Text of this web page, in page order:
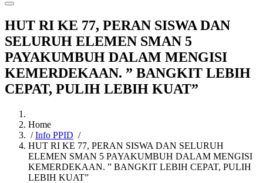
HUT RI KE 77, PERAN SISWA DAN
SELURUH ELEMEN SMAN 5
PAYAKUMBUH DALAM MENGISI
KEMERDEKAAN. ” BANGKIT LEBIH
CEPAT, PULIH LEBIH KUAT”
Home
/Info PPID /
HUT RI KE 77, PERAN SISWA DAN SELURUH
ELEMEN SMAN 5 PAYAKUMBUH DALAM MENGISI
KEMERDEKAAN. ” BANGKIT LEBIH CEPAT, PULIH
LEBIH KUAT”